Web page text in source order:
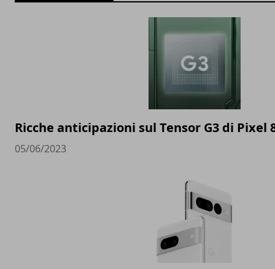
Ricche anticipazioni sul Tensor G3 di Pixel
05/06/2023